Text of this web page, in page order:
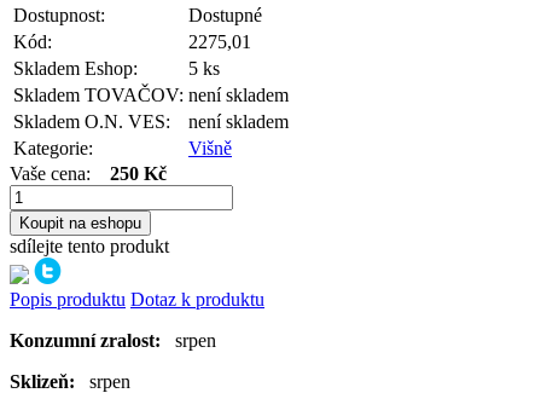
Dostupnost:
Dostupné
Kód:
2275,01
Skladem Eshop:
5 ks
Skladem TOVAČOV: není skladem
Skladem O.N. VES:
není skladem
Kategorie:
Višně
Vaše cena: 250 Kč
Koupit na eshopu
sdílejte tento produkt
Popis produktu Dotaz k produktu
Konzumní zralost: srpen
Sklizeň: srpen